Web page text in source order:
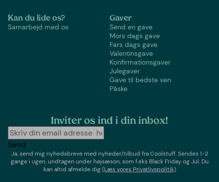
Kan du lide os?
Samarbejd med os
Gaver
Send en gave
Mors dags gave
Fars dags gave
Valentinsgave
Konfirmationsgaver
Julegaver
Gave til bedste ven
Påske
Inviter os ind i din inbox!
Send
Ja, send mig nyhedsbreve med nyheder/tilbud fraCoolstuff. Sendes 1-2
gange i ugen,undtagen under højsæson, som f.eks Black Friday og Jul. Du
kan altid afmelde dig(Læs vores Privatlivspolitik)